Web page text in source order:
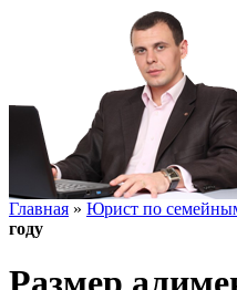
Главная » Юрист по
году